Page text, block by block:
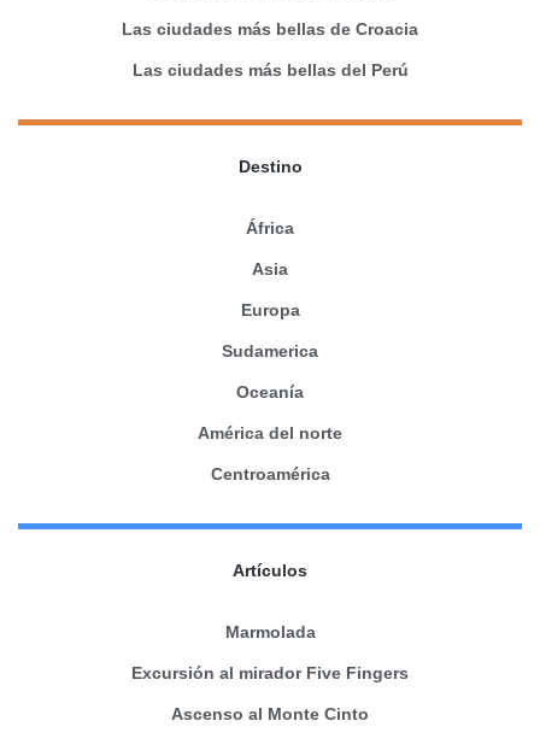
Las ciudades más bellas de Croacia
Las ciudades más bellas del Perú
Destino
África
Asia
Europa
Sudamerica
Oceanía
América del norte
Centroamérica
Artículos
Marmolada
Excursión al mirador Five Fingers
Ascenso al Monte Cinto